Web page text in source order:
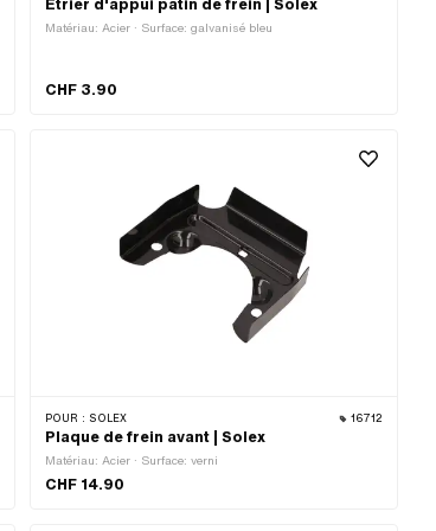
Etrier d'appui patin de frein | Solex
Matériau: Acier · Surface: galvanisé bleu
CHF 3.90
POUR : SOLEX 16712
Plaque de frein avant | Solex
Matériau: Acier · Surface: verni
CHF 14.90